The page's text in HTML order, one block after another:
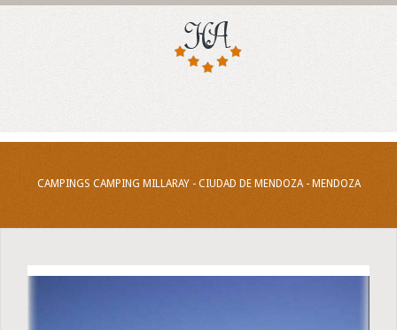
CAMPINGS CAMPING MILLARAY - CIUDAD DE MENDOZA - MENDOZA